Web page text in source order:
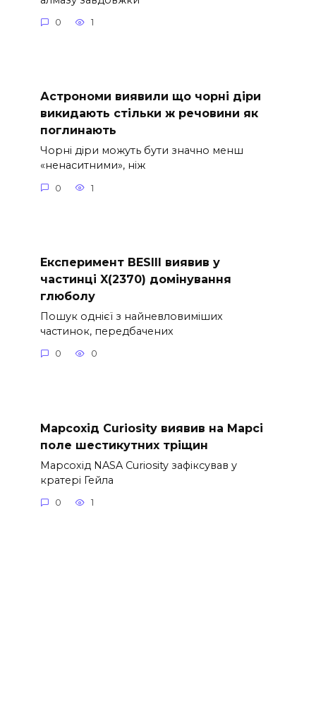
0 1
Астрономи виявили що чорні діри
викидають стільки ж речовини як
поглинають
Чорні діри можуть бути значно менш
«ненаситними», ніж
0 1
Експеримент BESIII виявив у
частинці X(2370) домінування
глюболу
Пошук однієї з найневловиміших
частинок, передбачених
0 0
Марсохід Curiosity виявив на Марсі
поле шестикутних тріщин
Марсохід NASA Curiosity зафіксував у
кратері Гейла
0 1